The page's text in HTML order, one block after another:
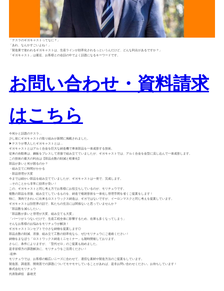
「テスラのギガキャストってなに？」
「あれ、なんかすごいよね！」
「製造業で使われるギガキャストは、生産ラインが効率化されるっというんだけど、どんな利点があるですか？」
「ギガキャスト」は最近、お客様との会話の中でよく話題になるキーワードです。
お問い合わせ・資料請求
はこちら
今何かと話題のテスラ…
少し前にギガキャストの取り組みが新聞に掲載されました。
▶テスラが導入したギガキャストとは…
ギガキャストとはアルミ合金を巨大な鋳造機で車体部品を一体成形する技術。
従来の自動車は、鋼板をプレスして溶接で組み立てていましたが、ギガキャストでは、アルミ合金を金型に流し込んで一体成形します。
この技術の最大の利点は【部品点数の削減と軽量化】
部品が多いと何が困るのか？
・組み立てに時間がかかる
・部品管理が大変
今までは細かい部品を組み立てていましたが、ギガキャストは一発で、完成します。
→そのことから非常に効率が良い！
この、ギガキャストと同じ考え方でお客様にお役立ちしているのが、モリチュウです。
複数の部品を溶接、組み立てしているものを、鋳造で複雑形状を一体化し管理手間を省くご提案をします！
特に、薄肉できれいに出来るロストワックス鋳造は、ギガではないですが、イーロンマスクと同じ考えを提案しています。
ギガキャストは別世界の話で、私たちの生活には関係ないと思っていませんか？
「部品数を減らしたい」
「部品数が多いと管理が大変、組み立ても大変」
「パーツが１つないだけで、生産工程全体に影響するため、在庫も多くなってしまう」
そんなお客様のお悩みをモリチュウが解決！
ギガキャストコンセプトで小さな鋳物を提案します◎
部品点数の削減、溶接、組み立て工数の効率化なら、ぜひモリチュウにご連絡ください！
鋳物をまなぼう「ロストワックス鋳造ミニセミナー」も随時開催しております。
さらに、条件によりますが、「型代ゼロ」のご提案も始めました。
是非皆様方の課題解決に、モリチュウをご活用ください！
-追伸-
モリチュウでは、お客様の幅広いニーズに合わせて、適切な素材や製造方法のご提案をしています。
製造面、調達面、開発面での課題についてモヤモヤしていることがあれば、是非お問い合わせください。お待ちしています！
株式会社モリチュウ
代表取締役 森雄児